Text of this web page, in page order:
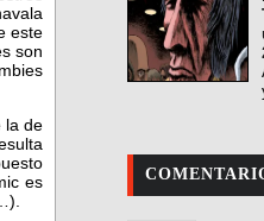
este
son
la de
es